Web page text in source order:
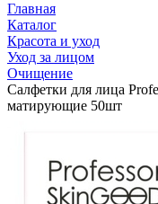
Главная
Каталог
Красота и уход
Уход за лицом
Очищение
Салфетки для лица
матирующие 50шт